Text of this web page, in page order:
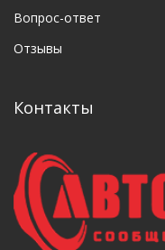
Вопрос-ответ
Отзывы
Контакты